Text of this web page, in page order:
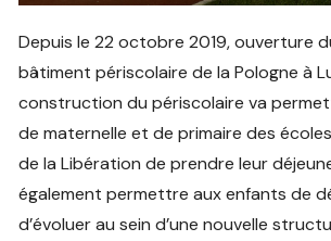
Depuis le 22 octobre 2019, ouverture
bâtiment périscolaire de la Pologne à
construction du périscolaire va
de maternelle et de primaire des
de la Libération de prendre leur
également permettre aux enfants de
d’évoluer au sein d’une nouvelle